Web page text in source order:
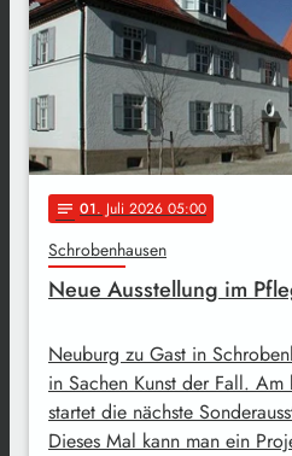
notes 01. Juli 2026 05:00
Schrobenhausen
Neue Ausstellung im
Neuburg zu Gast in
in Sachen Kunst der Fall. Am
startet die nächste
Dieses Mal kann man ein